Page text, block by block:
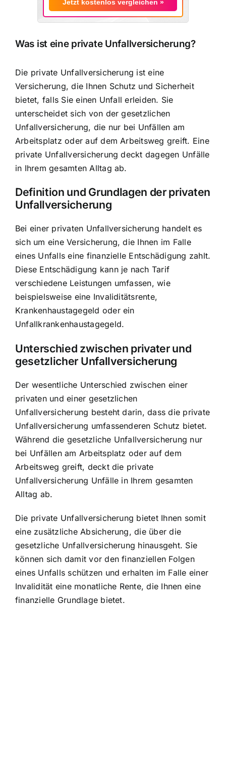
Jetzt kostenlos vergleichen »
Was ist eine private Unfallversicherung?
Die private Unfallversicherung ist eine
Versicherung, die Ihnen Schutz und Sicherheit
bietet, falls Sie einen Unfall erleiden. Sie
unterscheidet sich von der gesetzlichen
Unfallversicherung, die nur bei Unfällen am
Arbeitsplatz oder auf dem Arbeitsweg greift. Eine
private Unfallversicherung deckt dagegen Unfälle
in Ihrem gesamten Alltag ab.
Definition und Grundlagen der privaten
Unfallversicherung
Bei einer privaten Unfallversicherung handelt es
sich um eine Versicherung, die Ihnen im Falle
eines Unfalls eine finanzielle Entschädigung zahlt.
Diese Entschädigung kann je nach Tarif
verschiedene Leistungen umfassen, wie
beispielsweise eine Invaliditätsrente,
Krankenhaustagegeld oder ein
Unfallkrankenhaustagegeld.
Unterschied zwischen privater und
gesetzlicher Unfallversicherung
Der wesentliche Unterschied zwischen einer
privaten und einer gesetzlichen
Unfallversicherung besteht darin, dass die private
Unfallversicherung umfassenderen Schutz bietet.
Während die gesetzliche Unfallversicherung nur
bei Unfällen am Arbeitsplatz oder auf dem
Arbeitsweg greift, deckt die private
Unfallversicherung Unfälle in Ihrem gesamten
Alltag ab.
Die private Unfallversicherung bietet Ihnen somit
eine zusätzliche Absicherung, die über die
gesetzliche Unfallversicherung hinausgeht. Sie
können sich damit vor den finanziellen Folgen
eines Unfalls schützen und erhalten im Falle einer
Invalidität eine monatliche Rente, die Ihnen eine
finanzielle Grundlage bietet.